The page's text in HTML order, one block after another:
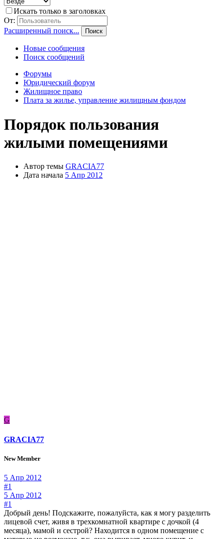
Искать только в заголовках
От:
Расширенный поиск...
Поиск
Новые сообщения
Поиск сообщений
Форумы
Юридический форум
Жилищное право
Плата за жилье, управление жилищным фондом
Порядок пользования
жилыми помещениями
Автор темы GRACIA77
Дата начала 5 Апр 2012
G
GRACIA77
New Member
5 Апр 2012
#1
5 Апр 2012
#1
Добрый день! Подскажите, пожалуйста, как я могу разделить
лицевой счет, живя в трехкомнатной квартире с дочкой (4
месяца), мамой и сестрой? Находится в одном помещение с